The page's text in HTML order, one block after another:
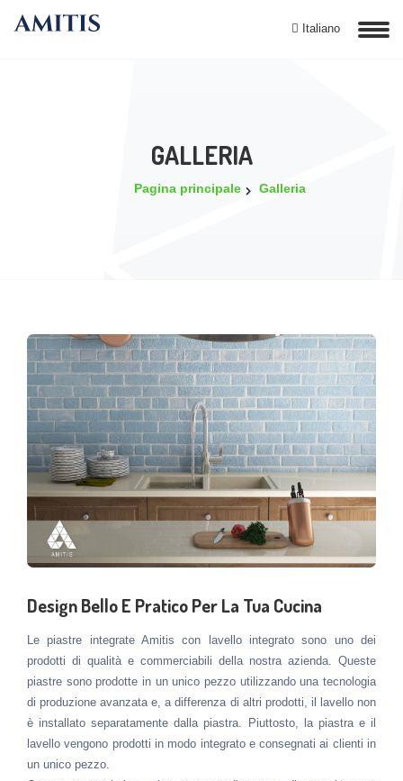
Italiano
GALLERIA
Pagina principale Galleria
Design Bello E Pratico Per La Tua Cucina
Le piastre integrate Amitis con lavello integrato sono uno dei
prodotti di qualità e commerciabili della nostra azienda. Queste
piastre sono prodotte in un unico pezzo utilizzando una tecnologia
di produzione avanzata e, a differenza di altri prodotti, il lavello non
è installato separatamente dalla piastra. Piuttosto, la piastra e il
lavello vengono prodotti in modo integrato e consegnati ai clienti in
un unico pezzo.